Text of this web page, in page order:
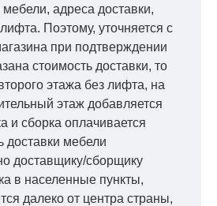
мебели, адреса доставки,
Поэтому, уточняется с
при подтверждении
стоимость доставки, то
этажа без лифта, на
этаж добавляется
и сборка оплачивается
доставки мебели
доставщику/сборщику
в населенные пункты,
далеко от центра страны,